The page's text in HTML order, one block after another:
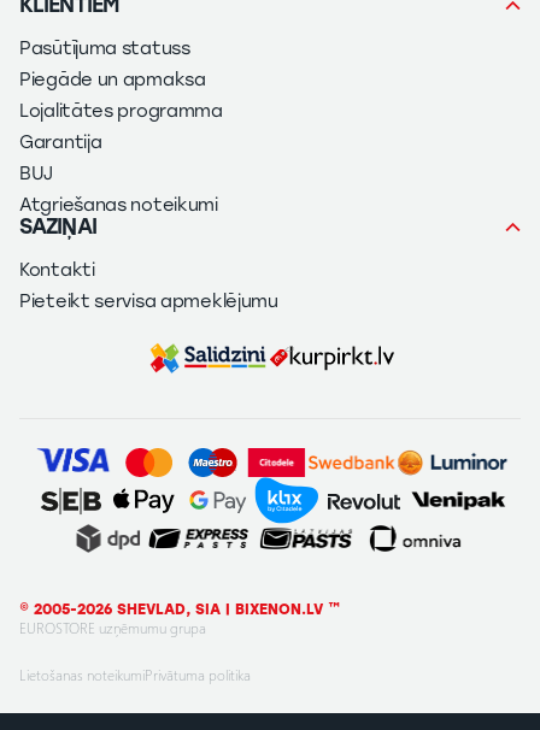
Pasūtījuma statuss
Piegāde un apmaksa
Lojalitātes programma
Garantija
BUJ
Atgriešanas noteikumi
SAZIŅAI
Kontakti
Pieteikt servisa apmeklējumu
© 2005-2026 SHEVLAD, SIA | BIXENON.LV ™
EUROSTORE uzņēmumu grupa
Lietošanas noteikumiPrivātuma politika